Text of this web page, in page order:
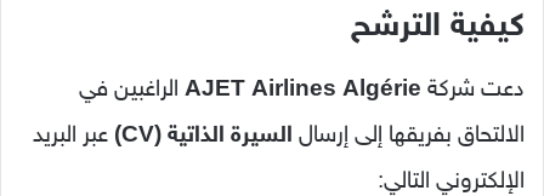
كيفية الترشح
دعت شركة AJET Airlines Algérie الراغبين في
الالتحاق بفريقها إلى إرسال السيرة الذاتية (CV)
عبر البريد
الإلكتروني التالي: